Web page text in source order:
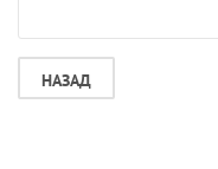
НАЗАД